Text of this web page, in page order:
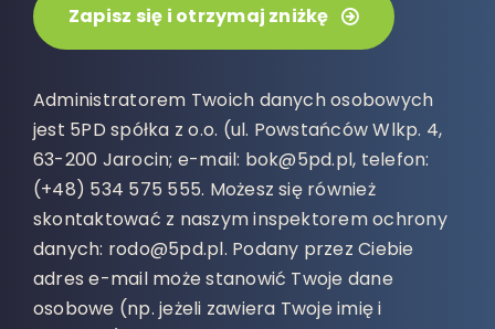
Zapisz się i otrzymaj zniżkę
Administratorem Twoich danych osobowych
jest 5PD spółka z o.o. (ul. Powstańców Wlkp. 4,
63-200 Jarocin; e-mail: bok@5pd.pl, telefon:
(+48) 534 575 555. Możesz się również
skontaktować z naszym inspektorem ochrony
danych: rodo@5pd.pl. Podany przez Ciebie
adres e-mail może stanowić Twoje dane
osobowe (np. jeżeli zawiera Twoje imię i